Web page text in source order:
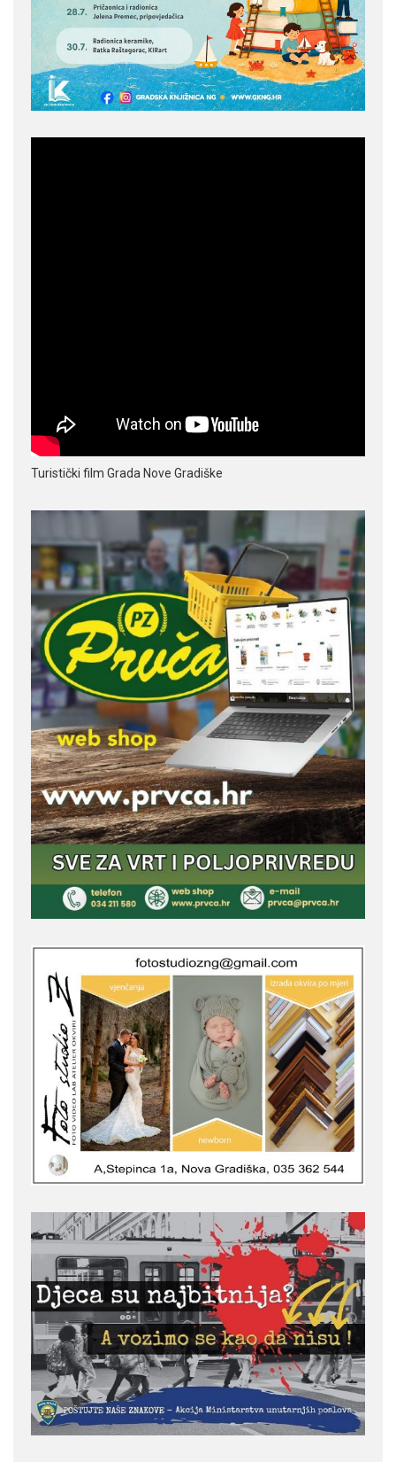
Turistički film Grada Nove Gradiške